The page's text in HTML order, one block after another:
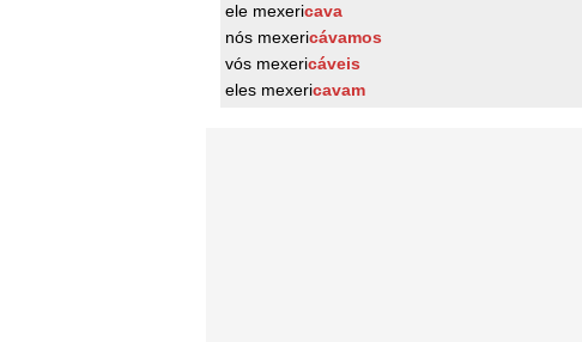
ele mexericava
nós mexericávamos
vós mexericáveis
eles mexericavam